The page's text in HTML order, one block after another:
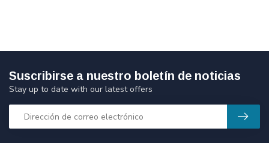
Suscribirse a nuestro boletín de noticias
Stay up to date with our latest offers